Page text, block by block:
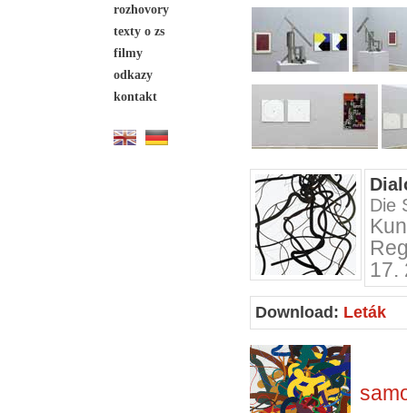
rozhovory
texty o zs
filmy
odkazy
kontakt
Die
17.
Download: Leták